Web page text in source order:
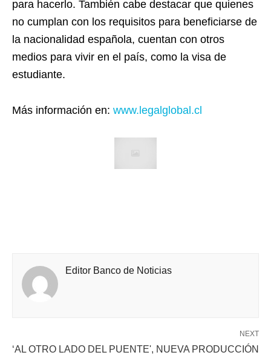
para hacerlo. También cabe destacar que quienes
no cumplan con los requisitos para beneficiarse de
la nacionalidad española, cuentan con otros
medios para vivir en el país, como la visa de
estudiante.
Más información en: www.legalglobal.cl
Editor Banco de Noticias
NEXT
‘AL OTRO LADO DEL PUENTE', NUEVA PRODUCCIÓN